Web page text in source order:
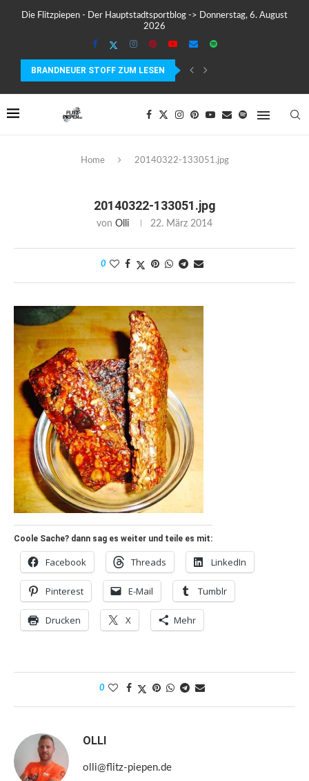
Die Flitzpiepen - Der Hauptstadtsportblog -> Donnerstag, 6. August
2026
BRANDNEUER STOFF ZUM LESEN
MEIN ERSTER MARATHON: 42,195 KILOMETER PURE VERRÜCKTHEIT,
Home 20140322-133051.jpg
20140322-133051.jpg
von Olli 22. März 2014
0
Coole Sache? dann sag es weiter und teile es mit:
Facebook Threads LinkedIn
Pinterest E-Mail Tumblr
Drucken X Mehr
0
OLLI
olli@flitz-piepen.de